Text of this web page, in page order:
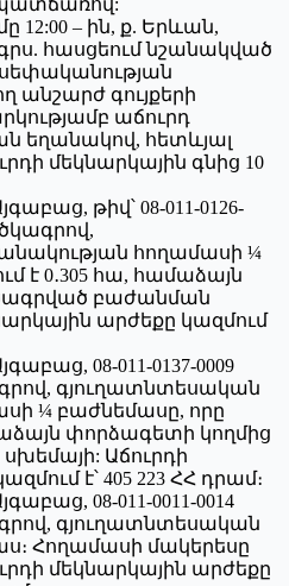
12:00 – ին, ք. Երևան,
հասցեում նշանակված
անշարժ գույքերի
աճուրդ
եղանակով, հետևյալ
մեկնարկային գնից 10
թիվ՝ 08-011-0126-
հողամասի ¼
է 0․305 հա, համաձայն
բաժանման
արժեքը կազմում
08-011-0137-0009
գյուղատնտեսական
¼ բաժնեմասը, որը
փորձագետի կողմից
Աճուրդի
է՝ 405 223 ՀՀ դրամ։
08-011-0011-0014
գյուղատնտեսական
Հողամասի մակերեսը
մեկնարկային արժեքը